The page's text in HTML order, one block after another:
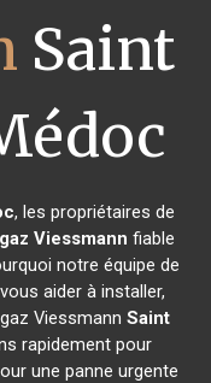
Saint
, les propriétaires de
Viessmann fiable
notre équipe de
aider à installer,
Viessmann Saint
rapidement pour
une panne urgente